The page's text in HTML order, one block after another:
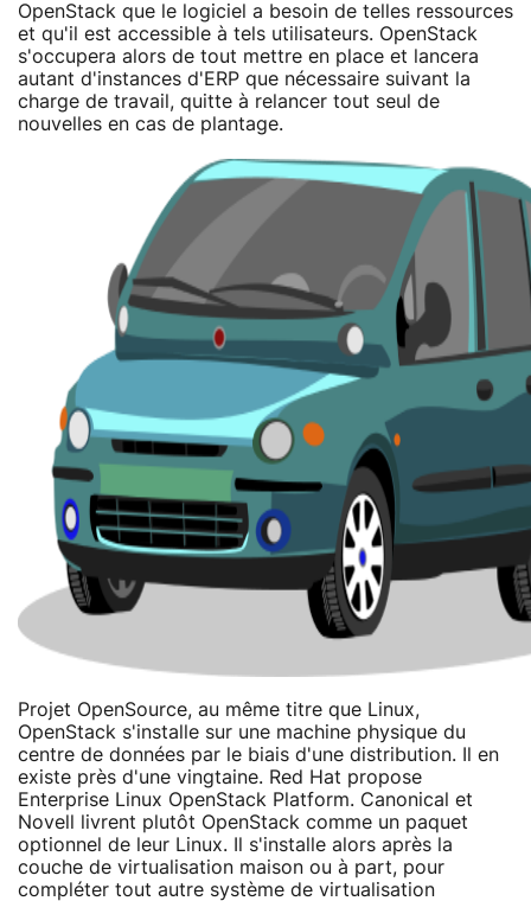
OpenStack que le logiciel a besoin de telles ressources
et qu'il est accessible à tels utilisateurs. OpenStack
s'occupera alors de tout mettre en place et lancera
autant d'instances d'ERP que nécessaire suivant la
charge de travail, quitte à relancer tout seul de
nouvelles en cas de plantage.
Projet OpenSource, au même titre que Linux,
OpenStack s'installe sur une machine physique du
centre de données par le biais d'une distribution. Il en
existe près d'une vingtaine. Red Hat propose
Enterprise Linux OpenStack Platform. Canonical et
Novell livrent plutôt OpenStack comme un paquet
optionnel de leur Linux. Il s'installe alors après la
couche de virtualisation maison ou à part, pour
compléter tout autre système de virtualisation